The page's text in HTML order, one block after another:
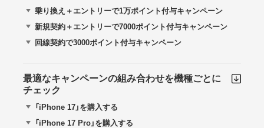
乗り換え＋エントリーで1万ポイント付与キャンペーン
新規契約＋エントリーで7000ポイント付与キャンペーン
回線契約で3000ポイント付与キャンペーン
最適なキャンペーンの組み合わせを機種ごとに
チェック
「iPhone 17」を購入する
「iPhone 17 Pro」を購入する